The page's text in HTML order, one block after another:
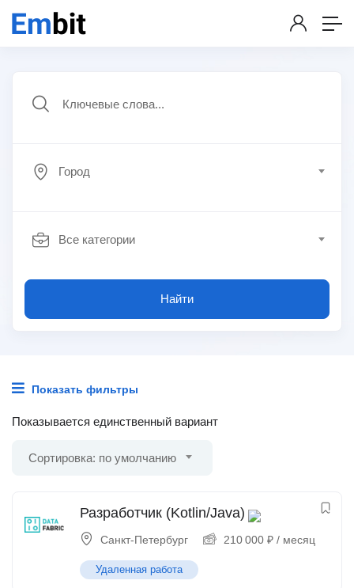
Город
Все категории
Найти
Показать фильтры
Показывается единственный вариант
Сортировка: по умолчанию
Разработчик (Kotlin/Java)
Санкт-Петербург 210 000 ₽ / месяц
Удаленная работа